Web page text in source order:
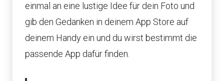
einmal an eine lustige Idee für dein Foto und
gib den Gedanken in deinem App Store auf
deinem Handy ein und du wirst bestimmt die
passende App dafür finden.